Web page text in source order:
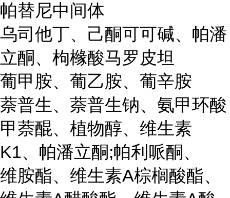
帕替尼中间体
乌司他丁、己酮可可碱、帕潘
立酮、枸橼酸马罗皮坦
葡甲胺、葡乙胺、葡辛胺
萘普生、萘普生钠、氨甲环酸
甲萘醌、植物醇、维生素
K1、帕潘立酮;帕利哌酮、
维胺酯、维生素A棕榈酸酯、